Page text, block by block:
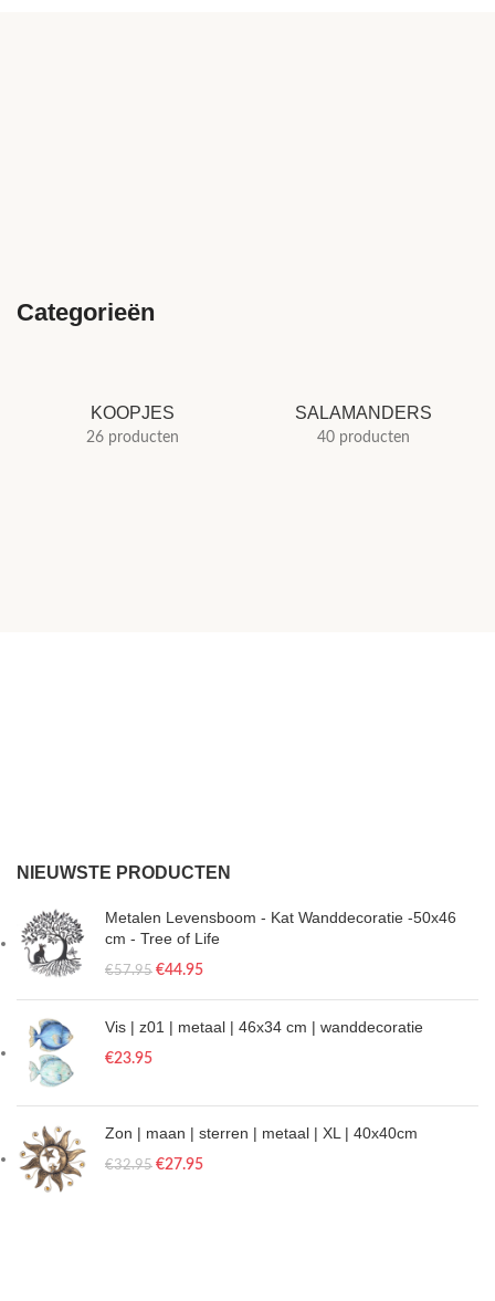
Categorieën
KOOPJES
26 producten
SALAMANDERS
40 producten
NIEUWSTE PRODUCTEN
Metalen Levensboom - Kat Wanddecoratie -50x46
cm - Tree of Life
€57.95 €44.95
Vis | z01 | metaal | 46x34 cm | wanddecoratie
€23.95
Zon | maan | sterren | metaal | XL | 40x40cm
€32.95 €27.95